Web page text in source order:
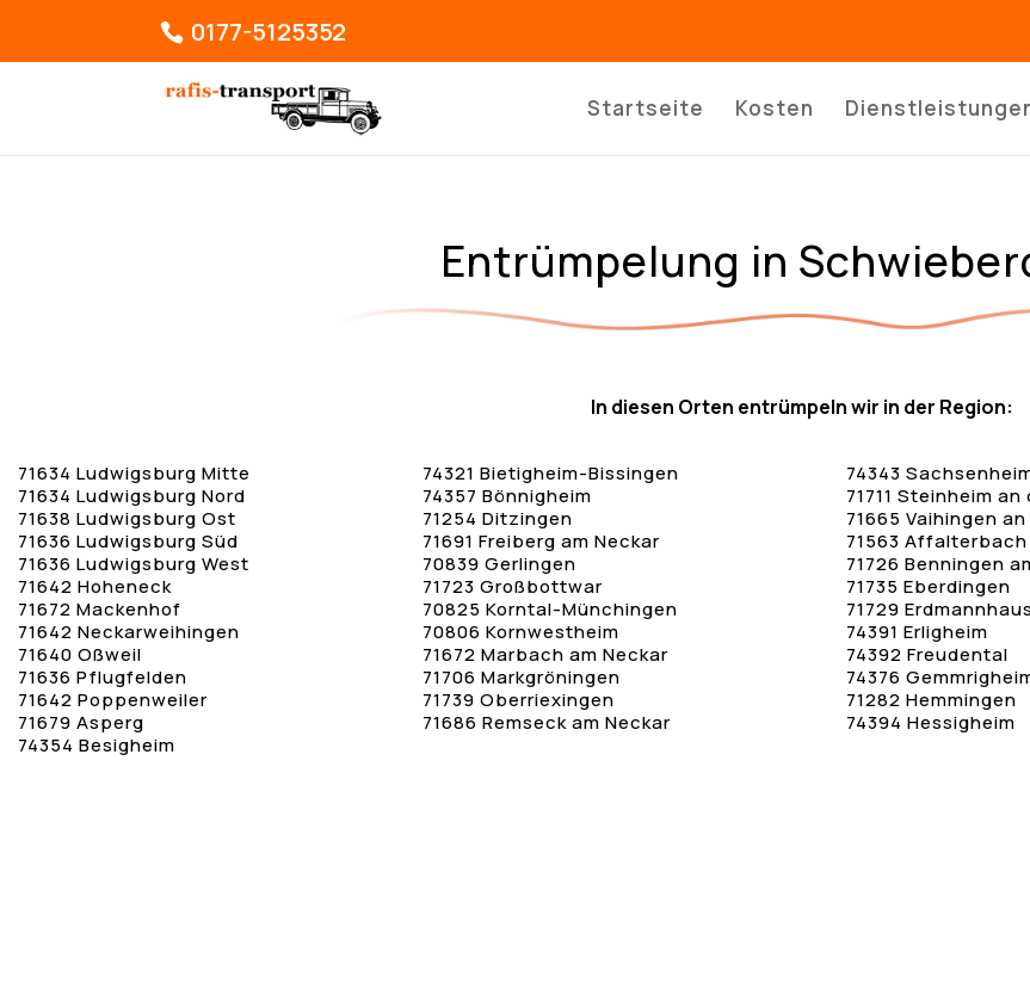
0177-5125352
Startseite Kosten
Entrümpelung in
In diesen Orten entrümpeln wir in der Region:
71634 Ludwigsburg Mitte
71634 Ludwigsburg Nord
71638 Ludwigsburg Ost
71636 Ludwigsburg Süd
71636 Ludwigsburg West
71642 Hoheneck
71672 Mackenhof
71642 Neckarweihingen
71640 Oßweil
71636 Pflugfelden
71642 Poppenweiler
71679 Asperg
74354 Besigheim
74321 Bietigheim-Bissingen
74357 Bönnigheim
71254 Ditzingen
71691 Freiberg am Neckar
70839 Gerlingen
71723 Großbottwar
70825 Korntal-Münchingen
70806 Kornwestheim
71672 Marbach am Neckar
71706 Markgröningen
71739 Oberriexingen
71686 Remseck am Neckar
74343
71711 Steinheim an
71665 Vaihingen
71563 Affalterbach
71726 Benningen
71735 Eberdingen
71729
74391 Erligheim
74392 Freudental
74376
71282 Hemmingen
74394 Hessigheim